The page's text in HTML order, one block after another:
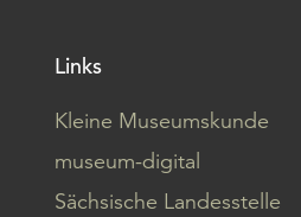
Links
Kleine Museumskunde
museum-digital
Sächsische Landesstelle